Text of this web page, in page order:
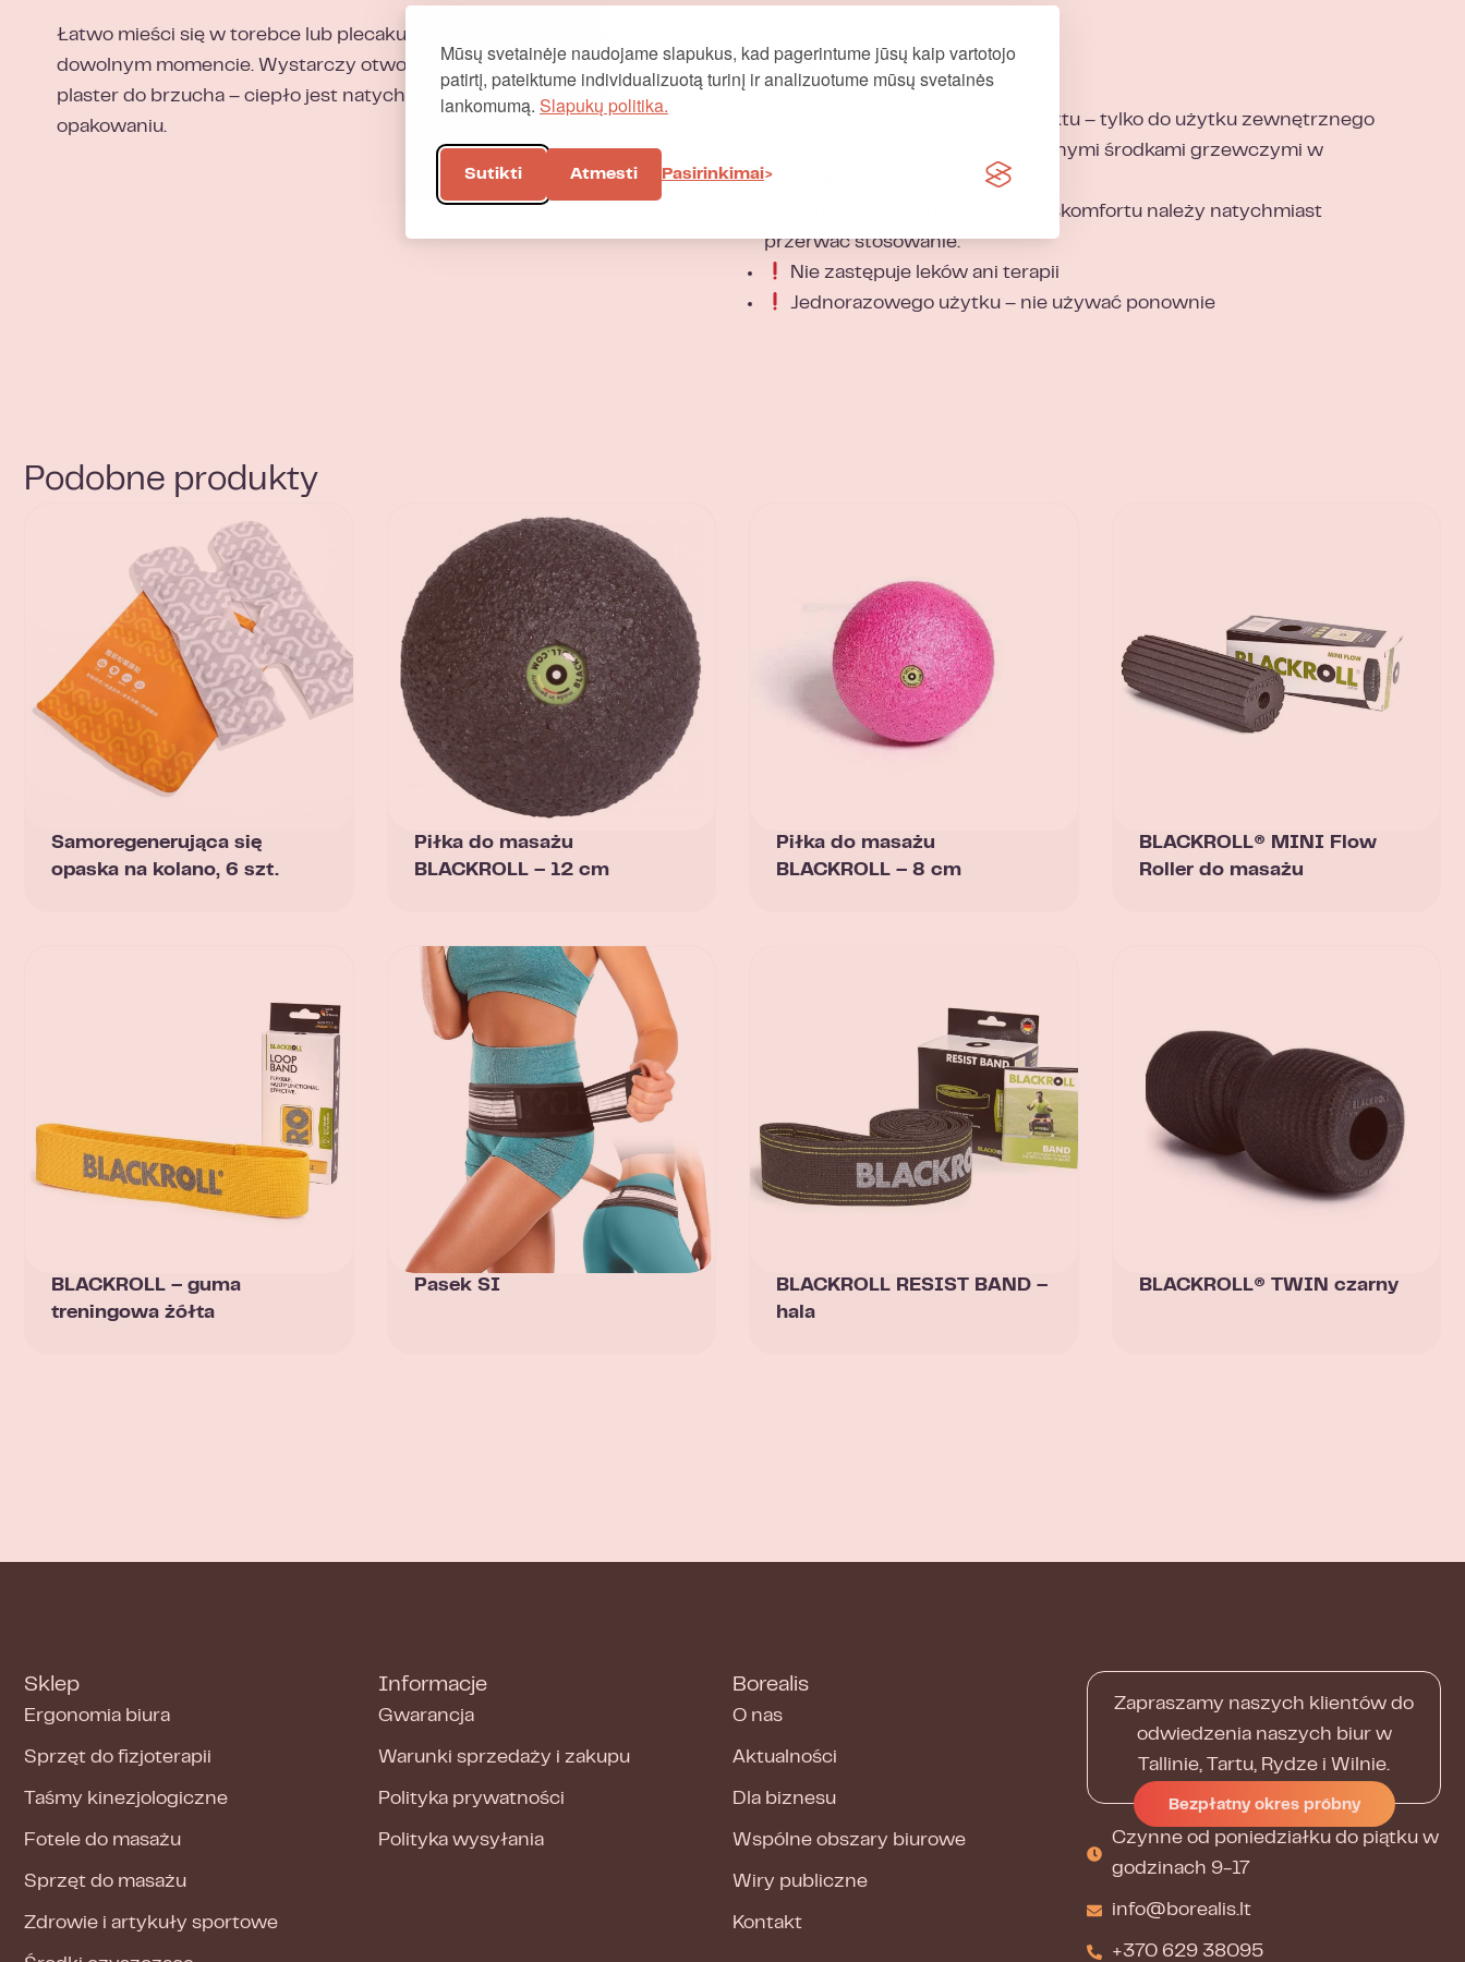
Mūsų svetainėje naudojame slapukus, kad pagerintume jūsų kaip vartotojo
patirtį, pateiktume individualizuotą turinį ir analizuotume mūsų svetainės
lankomumą. Slapukų politika.
Sutikti Atmesti Pasirinkimai
Łatwo mieści się w torebce lub plecaku – można go używać w
dowolnym momencie. Wystarczy otworzyć opakowanie i przyłożyć
plaster do brzucha – ciepło jest natychmiast odczuwalne. 6 plastrów w
opakowaniu.
Ostrzeżenia
Nie przecinać wnętrza produktu – tylko do użytku zewnętrznego
Nie używać w połączeniu z innymi środkami grzewczymi w
pościeli
W przypadku odczuwania dyskomfortu należy natychmiast
przerwać stosowanie.
Nie zastępuje leków ani terapii
Jednorazowego użytku – nie używać ponownie
Podobne produkty
Samoregenerująca się
opaska na kolano, 6 szt.
Piłka do masażu
BLACKROLL – 12 cm
Piłka do masażu
BLACKROLL – 8 cm
BLACKROLL® MINI Flow
Roller do masażu
BLACKROLL – guma
treningowa żółta
Pasek SI
BLACKROLL RESIST BAND –
hala
BLACKROLL® TWIN czarny
Sklep
Ergonomia biura
Sprzęt do fizjoterapii
Taśmy kinezjologiczne
Fotele do masażu
Sprzęt do masażu
Zdrowie i artykuły sportowe
Informacje
Gwarancja
Warunki sprzedaży i zakupu
Polityka prywatności
Polityka wysyłania
Borealis
O nas
Aktualności
Dla biznesu
Wspólne obszary biurowe
Wiry publiczne
Kontakt
Zapraszamy naszych klientów do
odwiedzenia naszych biur w
Tallinie, Tartu, Rydze i Wilnie.
Bezpłatny okres próbny
Czynne od poniedziałku do piątku w
godzinach 9-17
info@borealis.lt
+370 629 38095